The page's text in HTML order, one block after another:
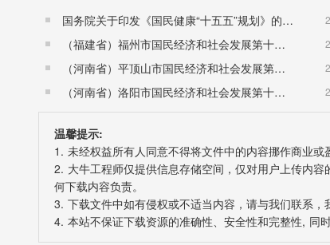
国务院关于印发《国民健康“十五五”规划》的通知 （国发〔2026〕23号）
（福建省）福州市国民经济和社会发展第十五个五年规划纲要
（河南省）平顶山市国民经济和社会发展第十五个五年规划纲要
（河南省）洛阳市国民经济和社会发展第十五个五年规划纲要
温馨提示:
1. 未经权益所有人同意不得将文件中的内容挪作商业或
2. 大牛工程师仅提供信息存储空间，仅对用户上传内
何下载内容负责。
3. 下载文件中如有侵权或不适当内容，请与我们联系，
4. 本站不保证下载资源的准确性、安全性和完整性, 同